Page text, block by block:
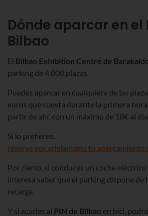
Dónde aparcar en el
Bilbao
El Bilbao Exhibition Centre de
parking de 4.000 plazas.
Puedes aparcar en cualquiera de las
euros que cuesta durante la primera
partir de ahí, con un máximo de 18€ al
Si lo prefieres,
reserva por adelantado tu aparcamiento
Por cierto, si conduces un coche
interesa saber que el parking dispone de
recarga.
Y si acudes al PIN de Bilbao en bici,